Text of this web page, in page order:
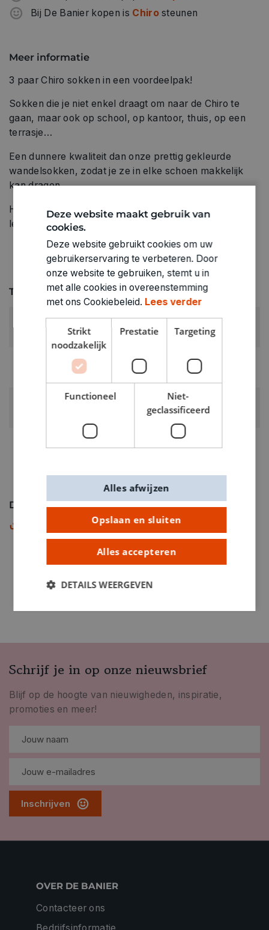
Bij De Banier kopen is Chirosteunen
Meer informatie
3 paar Chiro sokken in een voordeelpak!
Sokken die je niet enkel draagt om naar de Chiro te
gaan, maar ook op school, op kantoor, thuis, op een
terrasje…
Een dunnere kwaliteit dan onze prettig gekleurde
wandelsokken, zodat je ze in elke schoen makkelijk
kan dragen.
Hippe designs met subtiele streepjes en trotse CHIRO
letters!
Technische specificaties
KOUSMAAT:
Kleren toebehoren
ARTIKELNUMMER
Downloads
PDF
Schrijf je in op onze nieuwsbrief
Blijf op de hoogte van nieuwigheden, inspiratie,
promoties en meer!
Inschrijven
OVER DE BANIER
Contacteer ons
Deze website maakt gebruik van
cookies.
Deze website gebruikt cookies om uw
gebruikerservaring te verbeteren. Door
onze website te gebruiken, stemt u in
met alle cookies in overeenstemming
met ons Cookiebeleid. Lees verder
Strikt
noodzakelijk
Prestatie Targeting
Functioneel
Niet-
geclassificeerd
Opslaan en sluiten
Alles accepteren
Alles afwijzen
DETAILS WEERGEVEN